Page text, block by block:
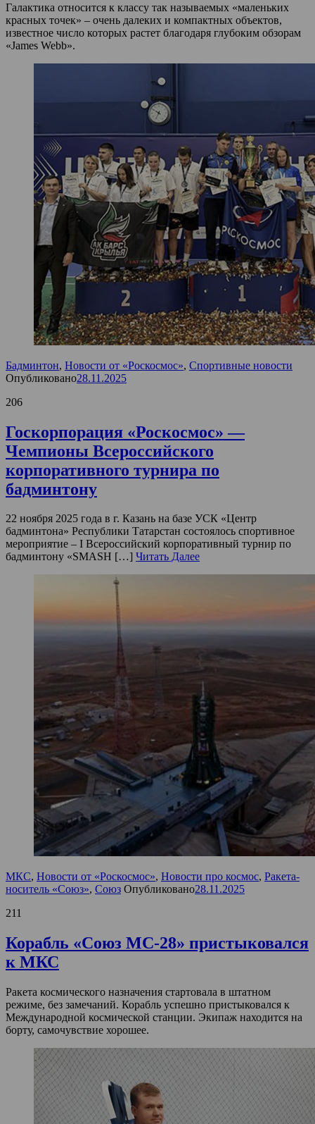
Галактика относится к классу так называемых «маленьких
красных точек» – очень далеких и компактных объектов,
известное число которых растет благодаря глубоким обзорам
«James Webb».
Бадминтон, Новости от «Роскосмос», Спортивные новости
Опубликовано28.11.2025
206
Госкорпорация «Роскосмос» —
Чемпионы Всероссийского
корпоративного турнира по
бадминтону
22 ноября 2025 года в г. Казань на базе УСК «Центр
бадминтона» Республики Татарстан состоялось спортивное
мероприятие – I Всероссийский корпоративный турнир по
бадминтону «SMASH […] Читать Далее
МКС, Новости от «Роскосмос», Новости про космос, Ракета-
носитель «Союз», Союз Опубликовано28.11.2025
211
Корабль «Союз МС-28» пристыковался
к МКС
Ракета космического назначения стартовала в штатном
режиме, без замечаний. Корабль успешно пристыковался к
Международной космической станции. Экипаж находится на
борту, самочувствие хорошее.